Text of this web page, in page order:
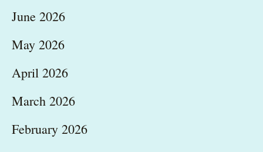
June 2026
May 2026
April 2026
March 2026
February 2026